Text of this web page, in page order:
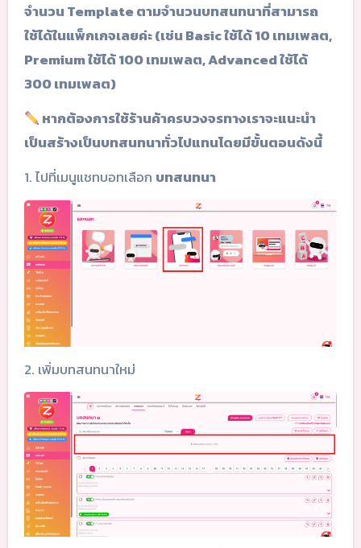
จำนวน Template ตามจำนวนบทสนทนาที่สามารถ
ใช้ได้ในแพ็กเกจเลยค่ะ (เช่น Basic ใช้ได้ 10 เทมเพลต,
Premium ใช้ได้ 100 เทมเพลต, Advanced ใช้ได้
300 เทมเพลต)
หากต้องการใช้ร้านค้าครบวงจรทางเราจะแนะนำ
เป็นสร้างเป็นบทสนทนาทั่วไปแทนโดยมีขั้นตอนดังนี้
1. ไปที่เมนูแชทบอทเลือก บทสนทนา
2. เพิ่มบทสนทนาใหม่